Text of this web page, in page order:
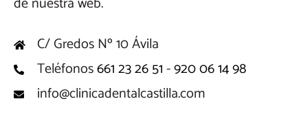
C/ Gredos Nº 10 Ávila
Teléfonos661 23 26 51-920 06 14 98
info@clinicadentalcastilla.com